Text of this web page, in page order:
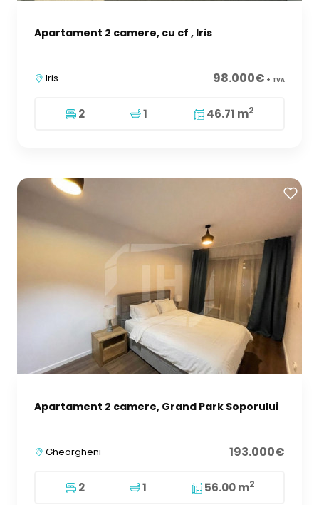
Apartament 2 camere, cu cf , Iris
Iris 98.000€ + TVA
2 1 46.71 m2
Apartament 2 camere, Grand Park Soporului
Gheorgheni 193.000€
2 1 56.00 m2